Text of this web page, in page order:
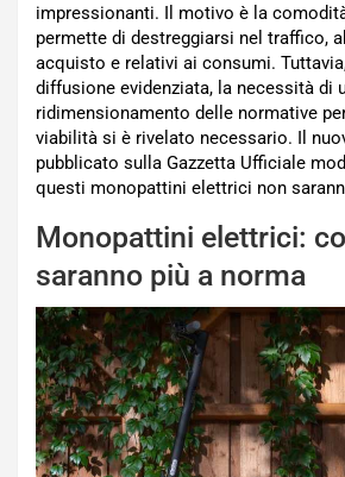
impressionanti. Il motivo è la
permette di destreggiarsi nel traffico,
acquisto e relativi ai consumi.
diffusione evidenziata, la necessità di
ridimensionamento delle normative
viabilità si è rivelato necessario. Il
pubblicato sulla Gazzetta Ufficiale
questi monopattini elettrici non
Monopattini elettrici:
saranno più a norma